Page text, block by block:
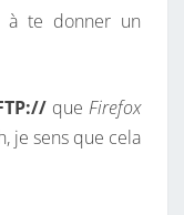
A
à te donner un
queFirefox
je sens que cela